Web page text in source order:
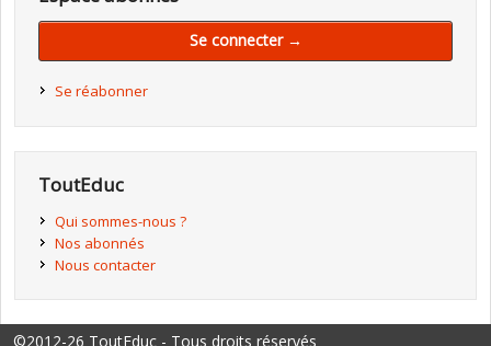
Se connecter →
Se réabonner
ToutEduc
Qui sommes-nous ?
Nos abonnés
Nous contacter
©2012-26 ToutEduc - Tous droits réservés